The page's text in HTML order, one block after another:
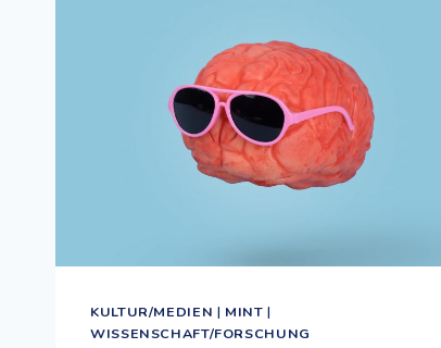
KULTUR/MEDIEN | MINT |
WISSENSCHAFT/FORSCHUNG